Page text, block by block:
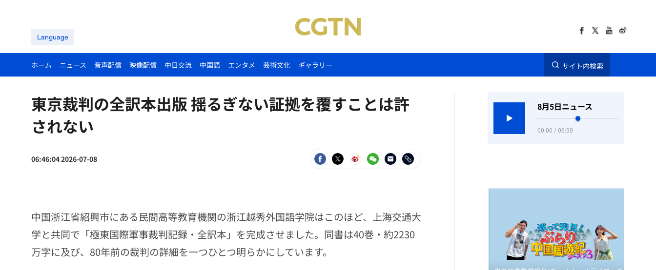
Language
ホーム ニュース 音声配信 映像配信 中日交流 中国語 エンタメ 芸術文化 ギャラリー サイト内検索
東京裁判の全訳本出版 揺るぎない証拠を覆すことは許
されない
06:46:04 2026-07-08
中国浙江省紹興市にある民間高等教育機関の浙江越秀外国語学院はこのほど、上海交通大
学と共同で「極東国際軍事裁判記録・全訳本」を完成させました。同書は40巻・約2230
万字に及び、80年前の裁判の詳細を一つひとつ明らかにしています。
8月5日ニュース
00:00 / 09:59